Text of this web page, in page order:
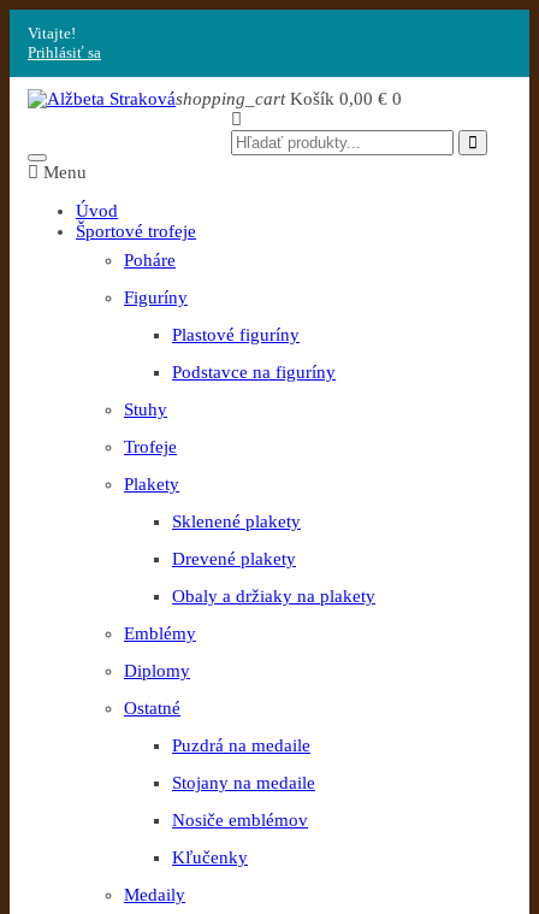
Vitajte!
Prihlásiť sa
shopping_cart Košík 0,00 € 0
Menu
Úvod
Športové trofeje
Poháre
Figuríny
Plastové figuríny
Podstavce na figuríny
Stuhy
Trofeje
Plakety
Sklenené plakety
Drevené plakety
Obaly a držiaky na plakety
Emblémy
Diplomy
Ostatné
Puzdrá na medaile
Stojany na medaile
Nosiče emblémov
Kľučenky
Medaily